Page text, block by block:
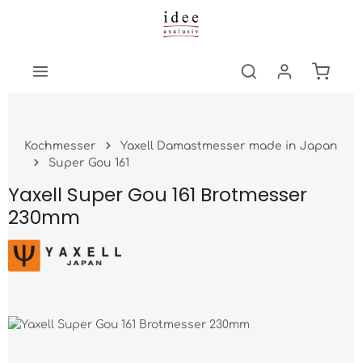
Zum Hauptinhalt springen
Kochmesser
Yaxell Damastmesser made in Japan
Super Gou 161
Yaxell Super Gou 161 Brotmesser
230mm
Bildergalerie überspringen